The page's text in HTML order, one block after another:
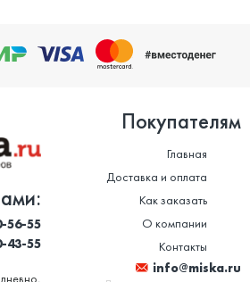
56-55
43-55
Покупателям
Главная
Доставка и оплата
Как заказать
О компании
Контакты
info@miska.ru